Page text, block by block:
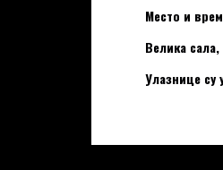
Место и
Велика
Улазнице су